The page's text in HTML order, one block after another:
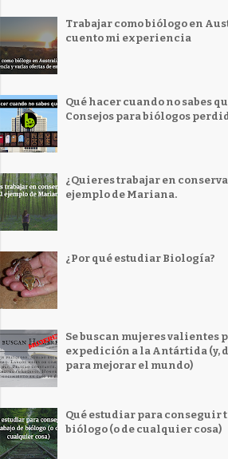
Trabajar como biólogo en
cuento mi experiencia
Qué hacer cuando no sabes
Consejos para biólogos
¿Quieres trabajar en
ejemplo de Mariana.
¿Por qué estudiar Biología?
Se buscan mujeres valientes
expedición a la Antártida (y,
para mejorar el mundo)
Qué estudiar para conseguir
biólogo (o de cualquier cosa)